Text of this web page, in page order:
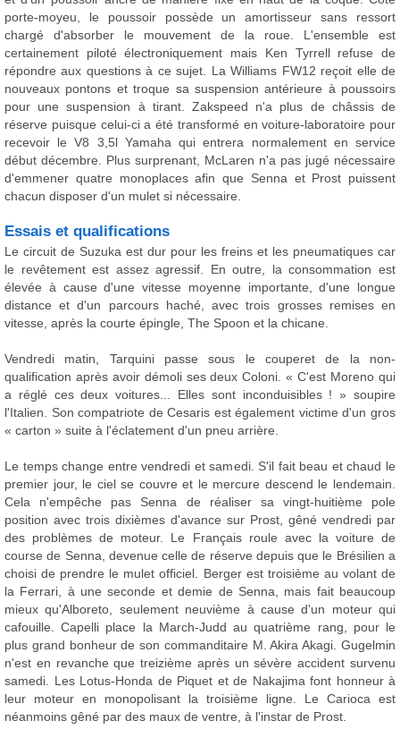
porte-moyeu, le poussoir possède un amortisseur sans ressort
chargé d'absorber le mouvement de la roue. L'ensemble est
certainement piloté électroniquement mais Ken Tyrrell refuse de
répondre aux questions à ce sujet. La Williams FW12 reçoit elle de
nouveaux pontons et troque sa suspension antérieure à poussoirs
pour une suspension à tirant. Zakspeed n'a plus de châssis de
réserve puisque celui-ci a été transformé en voiture-laboratoire pour
recevoir le V8 3,5l Yamaha qui entrera normalement en service
début décembre. Plus surprenant, McLaren n'a pas jugé nécessaire
d'emmener quatre monoplaces afin que Senna et Prost puissent
chacun disposer d'un mulet si nécessaire.
Essais et qualifications
Le circuit de Suzuka est dur pour les freins et les pneumatiques car
le revêtement est assez agressif. En outre, la consommation est
élevée à cause d'une vitesse moyenne importante, d'une longue
distance et d'un parcours haché, avec trois grosses remises en
vitesse, après la courte épingle, The Spoon et la chicane.
Vendredi matin, Tarquini passe sous le couperet de la non-
qualification après avoir démoli ses deux Coloni. « C'est Moreno qui
a réglé ces deux voitures... Elles sont inconduisibles ! » soupire
l'Italien. Son compatriote de Cesaris est également victime d'un gros
« carton » suite à l'éclatement d'un pneu arrière.
Le temps change entre vendredi et samedi. S'il fait beau et chaud le
premier jour, le ciel se couvre et le mercure descend le lendemain.
Cela n'empêche pas Senna de réaliser sa vingt-huitième pole
position avec trois dixièmes d'avance sur Prost, gêné vendredi par
des problèmes de moteur. Le Français roule avec la voiture de
course de Senna, devenue celle de réserve depuis que le Brésilien a
choisi de prendre le mulet officiel. Berger est troisième au volant de
la Ferrari, à une seconde et demie de Senna, mais fait beaucoup
mieux qu'Alboreto, seulement neuvième à cause d'un moteur qui
cafouille. Capelli place la March-Judd au quatrième rang, pour le
plus grand bonheur de son commanditaire M. Akira Akagi. Gugelmin
n'est en revanche que treizième après un sévère accident survenu
samedi. Les Lotus-Honda de Piquet et de Nakajima font honneur à
leur moteur en monopolisant la troisième ligne. Le Carioca est
néanmoins gêné par des maux de ventre, à l'instar de Prost.